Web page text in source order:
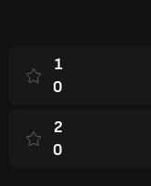
1
0
2
0